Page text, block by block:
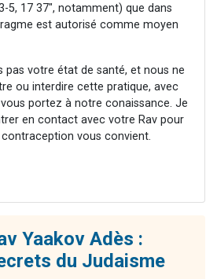
5, 17 37", notamment) que dans
est autorisé comme moyen
pas votre état de santé, et nous ne
ou interdire cette pratique, avec
portez à notre conaissance. Je
en contact avec votre Rav pour
vous convient.
Yaakov Adès :
du Judaisme